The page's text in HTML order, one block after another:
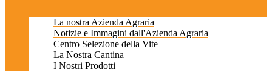
La nostra Azienda Agraria
Notizie e Immagini dall'Azienda Agraria
Centro Selezione della Vite
La Nostra Cantina
I Nostri Prodotti